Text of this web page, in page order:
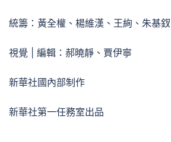
統籌：黃全權、楊維漢、王絢、朱基釵
視覺 | 編輯：郝曉靜、賈伊寧
新華社國內部制作
新華社第一任務室出品